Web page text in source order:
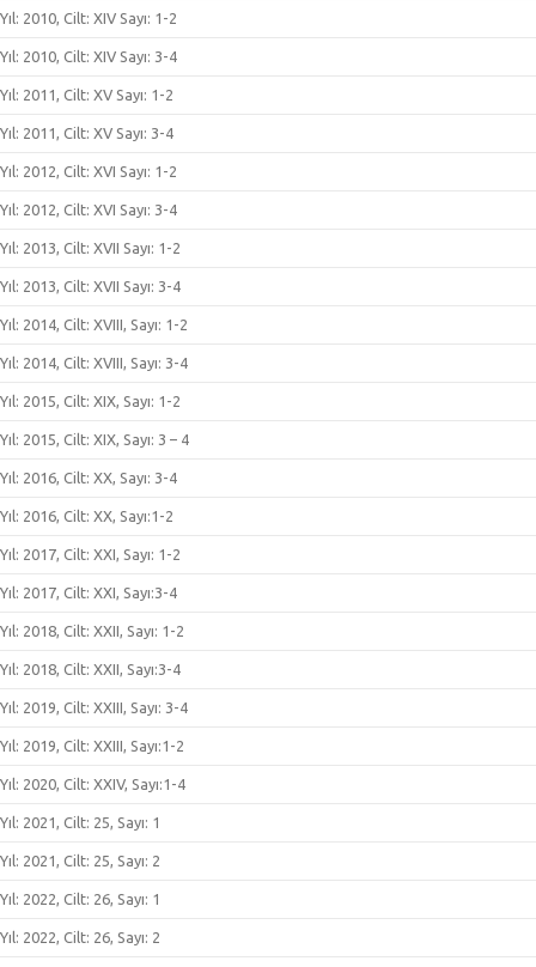
Yıl: 2010, Cilt: XIV Sayı: 1-2
Yıl: 2010, Cilt: XIV Sayı: 3-4
Yıl: 2011, Cilt: XV Sayı: 1-2
Yıl: 2011, Cilt: XV Sayı: 3-4
Yıl: 2012, Cilt: XVI Sayı: 1-2
Yıl: 2012, Cilt: XVI Sayı: 3-4
Yıl: 2013, Cilt: XVII Sayı: 1-2
Yıl: 2013, Cilt: XVII Sayı: 3-4
Yıl: 2014, Cilt: XVIII, Sayı: 1-2
Yıl: 2014, Cilt: XVIII, Sayı: 3-4
Yıl: 2015, Cilt: XIX, Sayı: 1-2
Yıl: 2015, Cilt: XIX, Sayı: 3 – 4
Yıl: 2016, Cilt: XX, Sayı: 3-4
Yıl: 2016, Cilt: XX, Sayı:1-2
Yıl: 2017, Cilt: XXI, Sayı: 1-2
Yıl: 2017, Cilt: XXI, Sayı:3-4
Yıl: 2018, Cilt: XXII, Sayı: 1-2
Yıl: 2018, Cilt: XXII, Sayı:3-4
Yıl: 2019, Cilt: XXIII, Sayı: 3-4
Yıl: 2019, Cilt: XXIII, Sayı:1-2
Yıl: 2020, Cilt: XXIV, Sayı:1-4
Yıl: 2021, Cilt: 25, Sayı: 1
Yıl: 2021, Cilt: 25, Sayı: 2
Yıl: 2022, Cilt: 26, Sayı: 1
Yıl: 2022, Cilt: 26, Sayı: 2